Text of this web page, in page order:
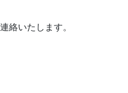
絡いたします。